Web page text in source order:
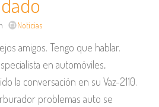
Noticias
amigos. Tengo que hablar.
en automóviles,
la conversación en su Vaz-2110.
problemas auto se